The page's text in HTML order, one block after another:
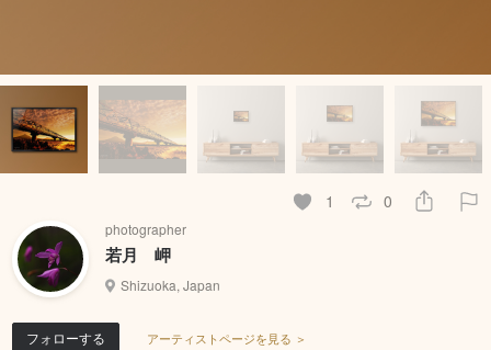
1 0
photographer
若月 岬
Shizuoka, Japan
フォローする アーティストページを見る ＞